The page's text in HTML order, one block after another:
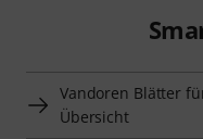
Vandoren Blätter
Übersicht